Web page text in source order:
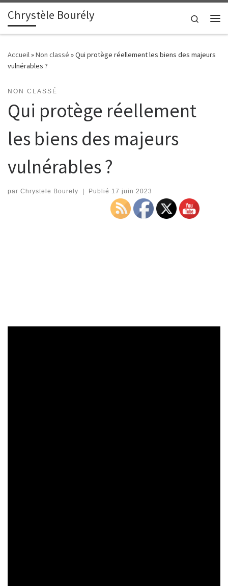
Passer au contenu
Chrystèle Bourély
Search
Accueil»Non classé »Qui protège réellement les biens des majeurs
vulnérables ?
NON CLASSÉ
Qui protège réellement
les biens des majeurs
vulnérables ?
par Chrystele Bourely | Publié 17 juin 2023